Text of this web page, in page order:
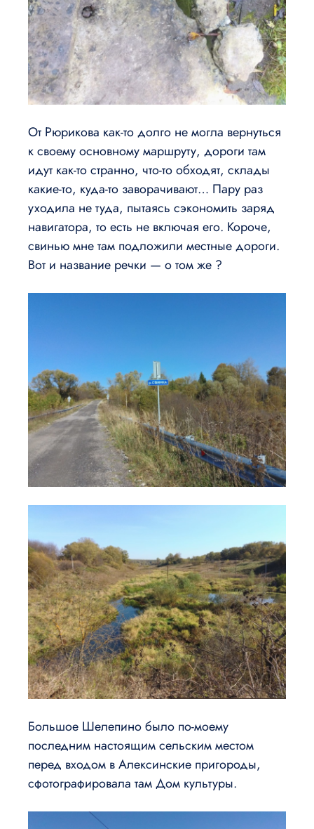
От Рюрикова как-то долго не могла вернуться
к своему основному маршруту, дороги там
идут как-то странно, что-то обходят, склады
какие-то, куда-то заворачивают… Пару раз
уходила не туда, пытаясь сэкономить заряд
навигатора, то есть не включая его. Короче,
свинью мне там подложили местные дороги.
Вот и название речки — о том же ?
Большое Шелепино было по-моему
последним настоящим сельским местом
перед входом в Алексинские пригороды,
сфотографировала там Дом культуры.